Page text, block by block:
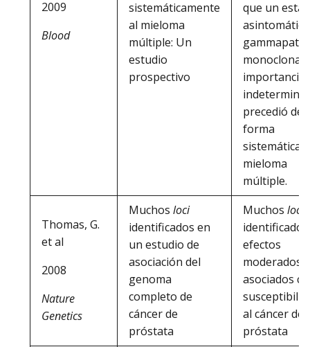
2009
Blood
sistemáticamente
al mieloma
múltiple: Un
estudio
prospectivo
que un
gammapatía
monoclonal
importancia
precedió de
forma
sistemática
mieloma
múltiple.
Thomas, G.
et al
2008
Nature
Genetics
Muchos loci
identificados en
un estudio de
asociación del
genoma
completo de
cáncer de
próstata
Muchos loci
efectos
moderados
asociados
al cáncer de
próstata